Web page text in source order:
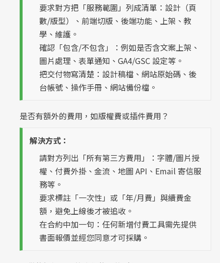
要求對方把「服務範圍」列成清單：設計（頁
數/版型）、前端切版、後端功能、上架、教
學、維護。
確認「包含/不包含」：例如是否含文案上架、
圖片處理、表單通知、GA4/GSC 設定等。
把交付物寫清楚：設計稿檔、網站原始碼、後
台帳號、操作手冊、網站備份檔。
是否有額外的費用，如版權費或插件費用？
解決方式：
請對方列出「所有第三方費用」：字體/圖片授
權、付費外掛、金流、地圖 API、Email 寄信服
務等。
要求標註「一次性」或「年/月費」與續費金
額，避免上線後才被追收。
在合約中加一句：任何新增付費工具需先提供
書面報價並經您同意才可採購。